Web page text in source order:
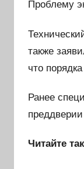
Проблему
также
что
Ранее
Читайте